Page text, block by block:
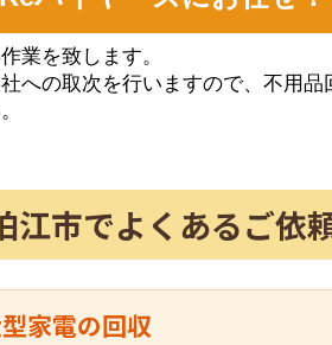
業を致します。
への取次を⾏いますので、不⽤
江市でよくあるご依
家電の回収